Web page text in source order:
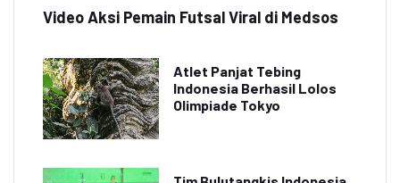
Video Aksi Pemain Futsal Viral di Medsos
Atlet Panjat Tebing
Indonesia Berhasil Lolos
Olimpiade Tokyo